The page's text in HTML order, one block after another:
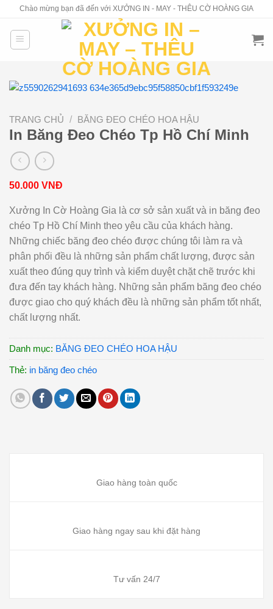
content
Chào mừng bạn đã đến với XƯỞNG IN - MAY - THÊU CỜ HOÀNG GIA
TRANG CHỦ / BĂNG ĐEO CHÉO HOA HẬU
In Băng Đeo Chéo Tp Hồ Chí Minh
50.000 VNĐ
Xưởng In Cờ Hoàng Gia là cơ sở sản xuất và in băng đeo
chéo Tp Hồ Chí Minh theo yêu cầu của khách hàng.
Những chiếc băng đeo chéo được chúng tôi làm ra và
phân phối đều là những sản phẩm chất lượng, được sản
xuất theo đúng quy trình và kiểm duyệt chặt chẽ trước khi
đưa đến tay khách hàng. Những sản phẩm băng đeo chéo
được giao cho quý khách đều là những sản phẩm tốt nhất,
chất lượng nhất.
Danh mục: BĂNG ĐEO CHÉO HOA HẬU
Thẻ: in băng đeo chéo
Giao hàng toàn quốc
Giao hàng ngay sau khi đặt hàng
Tư vấn 24/7